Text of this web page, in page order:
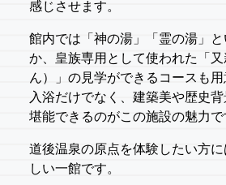
感じさせます。
館内では「神の湯」「霊の湯」
か、皇族専用として使われた「
ん）」の見学ができるコースも用
入浴だけでなく、建築美や歴史
堪能できるのがこの施設の魅力で
道後温泉の原点を体験したい方
しい一館です。